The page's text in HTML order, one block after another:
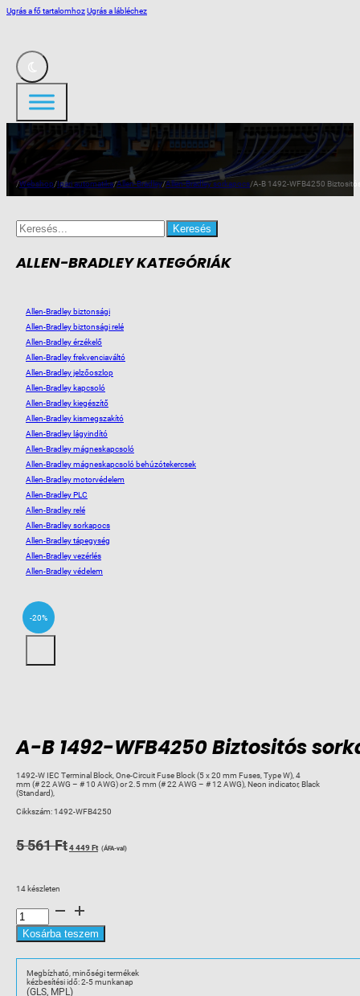
Ugrás a fő tartalomhozUgrás a lábléchez
/Webshop/Ipari automatika/Allen-Bradley/Allen-Bradley sorkapocs/A-B 1492-WFB4250
Search
for:
ALLEN-BRADLEY KATEGÓRIÁK
Allen-Bradley biztonsági
Allen-Bradley biztonsági relé
Allen-Bradley érzékelő
Allen-Bradley frekvenciaváltó
Allen-Bradley jelzőoszlop
Allen-Bradley kapcsoló
Allen-Bradley kiegészítő
Allen-Bradley kismegszakító
Allen-Bradley lágyindító
Allen-Bradley mágneskapcsoló
Allen-Bradley mágneskapcsoló behúzótekercsek
Allen-Bradley motorvédelem
Allen-Bradley PLC
Allen-Bradley relé
Allen-Bradley sorkapocs
Allen-Bradley tápegység
Allen-Bradley vezérlés
Allen-Bradley védelem
-20%
A-B 1492-WFB4250 Biztositós
1492-W IEC Terminal Block, One-Circuit Fuse Block (5 x 20 mm Fuses, Type W), 4
mm (# 22 AWG – # 10 AWG) or 2.5 mm (# 22 AWG – # 12 AWG), Neon indicator, Black
(Standard),
Cikkszám:1492-WFB4250
5 561FtOriginal
561 Ft.
4 449FtCurrent
(ÁFA-val)
14 készleten
1492-
WFB4250
Biztositós
glimmlámpával
mennyiség
Kosárba teszem
Megbízható, minőségi termékek
kézbesítési idő: 2-5 munkanap
(GLS, MPL)